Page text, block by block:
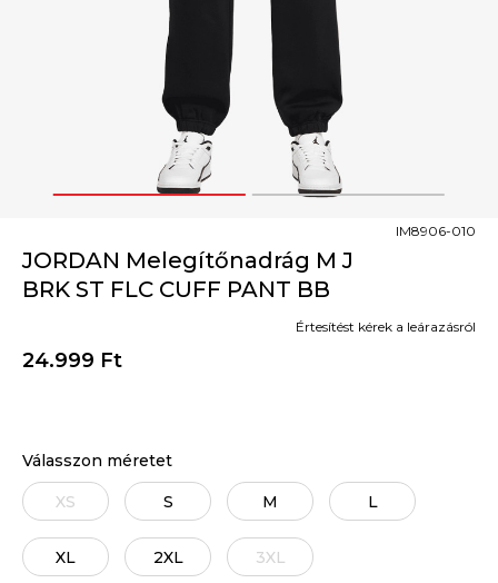
1 2
JORDAN Melegítőnadrág M J
BRK ST FLC CUFF PANT BB
IM8906-010
24.999 Ft
Értesítést kérek a leárazásról
Válasszon méretet
XS S M L
XL 2XL 3XL